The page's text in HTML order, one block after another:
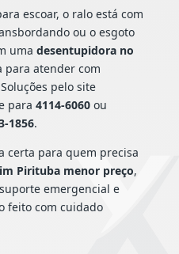
escoar, o ralo está com
ou o esgoto
uma desentupidora no
atender com
pelo site
para 4114-6060ou
1856.
certa para quem precisa
Pirituba menor preço,
emergencial e
feito com cuidado